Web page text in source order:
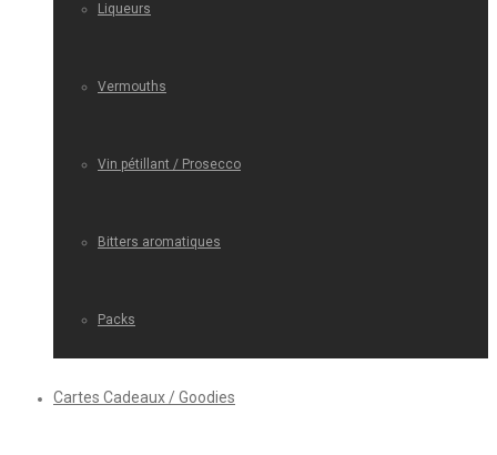
Liqueurs
Vermouths
Vin pétillant / Prosecco
Bitters aromatiques
Packs
Cartes Cadeaux / Goodies